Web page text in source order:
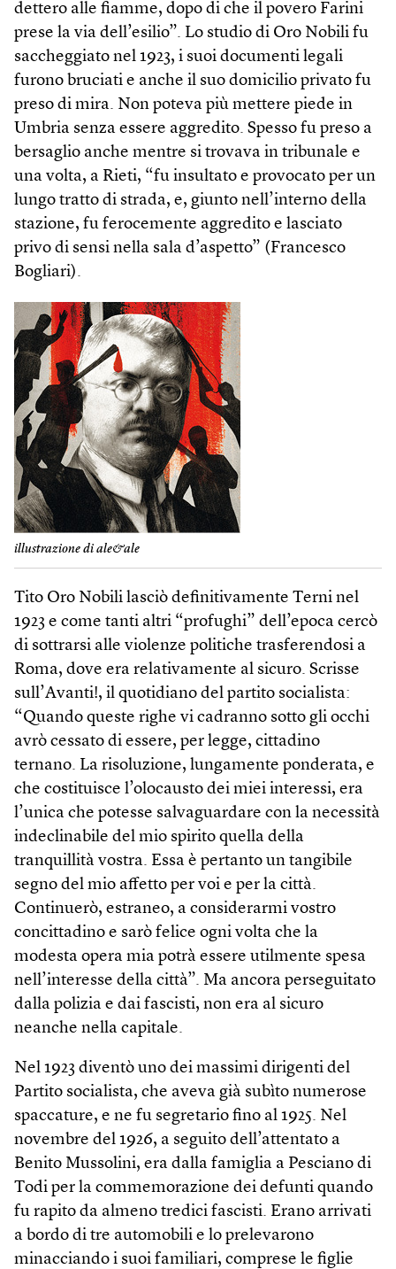
dettero alle fiamme, dopo di che il povero Farini
prese la via dell’esilio”. Lo studio di Oro Nobili fu
saccheggiato nel 1923, i suoi documenti legali
furono bruciati e anche il suo domicilio privato fu
preso di mira. Non poteva più mettere piede in
Umbria senza essere aggredito. Spesso fu preso a
bersaglio anche mentre si trovava in tribunale e
una volta, a Rieti, “fu insultato e provocato per un
lungo tratto di strada, e, giunto nell’interno della
stazione, fu ferocemente aggredito e lasciato
privo di sensi nella sala d’aspetto” (Francesco
Bogliari).
illustrazione di ale&ale
Tito Oro Nobili lasciò definitivamente Terni nel
1923 e come tanti altri “profughi” dell’epoca cercò
di sottrarsi alle violenze politiche trasferendosi a
Roma, dove era relativamente al sicuro. Scrisse
sull’Avanti!, il quotidiano del partito socialista:
“Quando queste righe vi cadranno sotto gli occhi
avrò cessato di essere, per legge, cittadino
ternano. La risoluzione, lungamente ponderata, e
che costituisce l’olocausto dei miei interessi, era
l’unica che potesse salvaguardare con la necessità
indeclinabile del mio spirito quella della
tranquillità vostra. Essa è pertanto un tangibile
segno del mio affetto per voi e per la città.
Continuerò, estraneo, a considerarmi vostro
concittadino e sarò felice ogni volta che la
modesta opera mia potrà essere utilmente spesa
nell’interesse della città”. Ma ancora perseguitato
dalla polizia e dai fascisti, non era al sicuro
neanche nella capitale.
Nel 1923 diventò uno dei massimi dirigenti del
Partito socialista, che aveva già subìto numerose
spaccature, e ne fu segretario fino al 1925. Nel
novembre del 1926, a seguito dell’attentato a
Benito Mussolini, era dalla famiglia a Pesciano di
Todi per la commemorazione dei defunti quando
fu rapito da almeno tredici fascisti. Erano arrivati
a bordo di tre automobili e lo prelevarono
minacciando i suoi familiari, comprese le figlie